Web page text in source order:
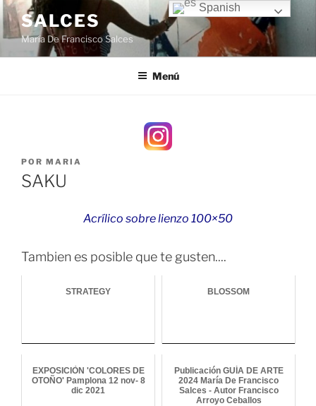
Saltar
contenido
SALCES
María De Francisco Salces
Menú
PUBLICADO
EL
POR MARIA
SAKU
Acrílico sobre lienzo 100×50
Tambien es posible que te gusten....
STRATEGY BLOSSOM
EXPOSICIÒN 'COLORES DE
OTOÑO' Pamplona 12 nov- 8
dic 2021
Publicación GUÍA DE ARTE
2024 María De Francisco
Salces - Autor Francisco
Arroyo Ceballos
Spanish